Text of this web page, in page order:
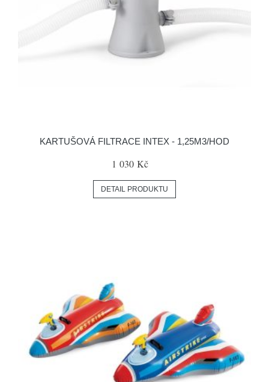
KARTUŠOVÁ FILTRACE INTEX - 1,25M3/HOD
1 030 Kč
DETAIL PRODUKTU